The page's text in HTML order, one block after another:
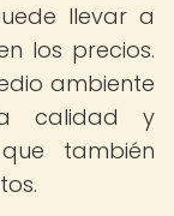
llevar a
los precios.
ambiente
calidad y
también